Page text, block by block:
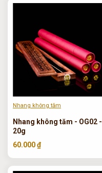
Nhang không tăm
Nhang không tăm - OG02 -
20g
60.000 ₫